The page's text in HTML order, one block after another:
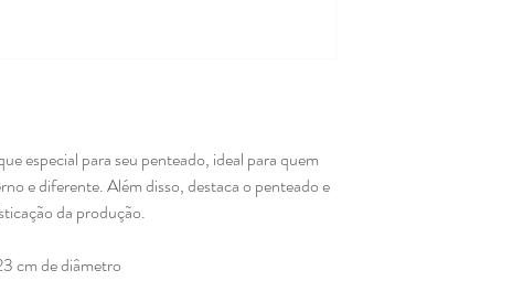
especial para seu penteado, ideal para quem
e diferente. Além disso, destaca o penteado e
da produção.
cm de diâmetro